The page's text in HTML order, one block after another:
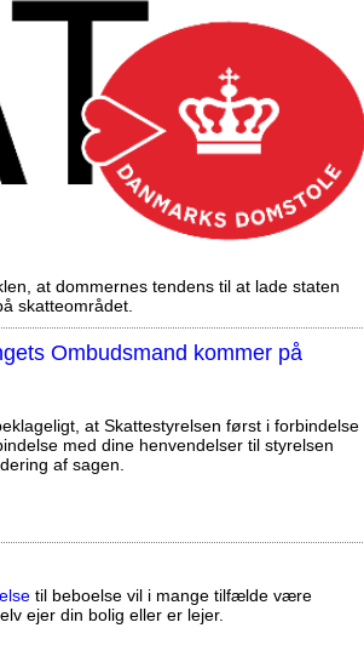
at dommernes tendens til at lade staten
skatteområdet.
Ombudsmand kommer på
at Skattestyrelsen først i forbindelse
med dine henvendelser til styrelsen
af sagen.
til beboelse vil i mange tilfælde være
ejer din bolig eller er lejer.